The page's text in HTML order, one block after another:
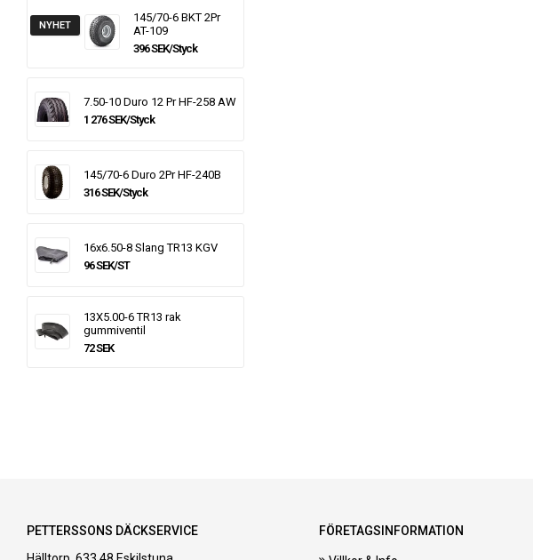
NYHET
145/70-6 BKT 2Pr
AT-109
396 SEK/Styck
7.50-10 Duro 12 Pr HF-258 AW
1 276 SEK/Styck
145/70-6 Duro 2Pr HF-240B
316 SEK/Styck
16x6.50-8 Slang TR13 KGV
96 SEK/ST
13X5.00-6 TR13 rak
gummiventil
72 SEK
PETTERSSONS DÄCKSERVICE
FÖRETAGSINFORMATION